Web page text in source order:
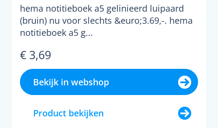
hema notitieboek a5 gelinieerd luipaard
(bruin) nu voor slechts &euro;3.69,-. hema
notitieboek a5 g...
€ 3,69
Bekijk in webshop
Product bekijken